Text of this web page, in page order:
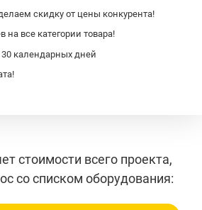
скидку от цены конкурента!
на все категории товара!
календарных дней
стоимости всего проекта,
со списком оборудования: